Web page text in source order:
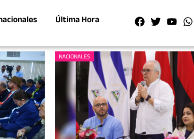
Última Hora
NACIONALES